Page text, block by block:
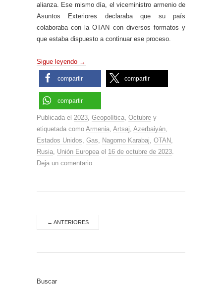
alianza. Ese mismo día, el viceministro armenio de
Asuntos Exteriores declaraba que su país
colaboraba con la OTAN con diversos formatos y
que estaba dispuesto a continuar ese proceso.
Sigue leyendo →
compartir compartir
compartir
Publicada el 2023, Geopolítica, Octubre y
etiquetada como Armenia, Artsaj, Azerbaiyán,
Estados Unidos, Gas, Nagorno Karabaj, OTAN,
Rusia, Unión Europea el 16 de octubre de 2023.
Deja un comentario
← ANTERIORES
Buscar